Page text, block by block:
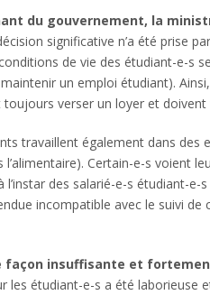
du gouvernement, la
significative n’a été prise
de vie des étudiant-e-s
un emploi étudiant).
verser un loyer et doivent
travaillent également dans des
Certain-e-s voient
des salarié-e-s étudiant-e-s
incompatible avec le suivi de
façon insuffisante et
les étudiant-e-s a été laborieuse